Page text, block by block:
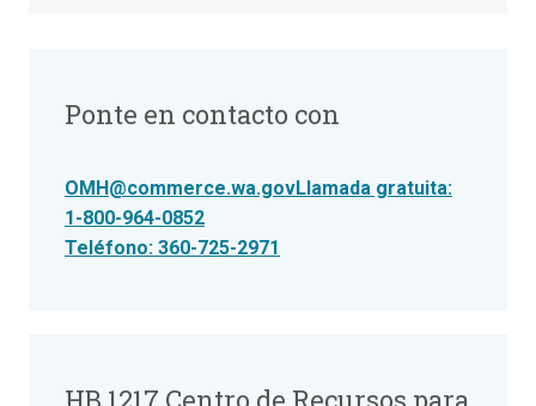
Ponte en contacto con
OMH@commerce.wa.govLlamada gratuita:
1-800-964-0852
Teléfono: 360-725-2971